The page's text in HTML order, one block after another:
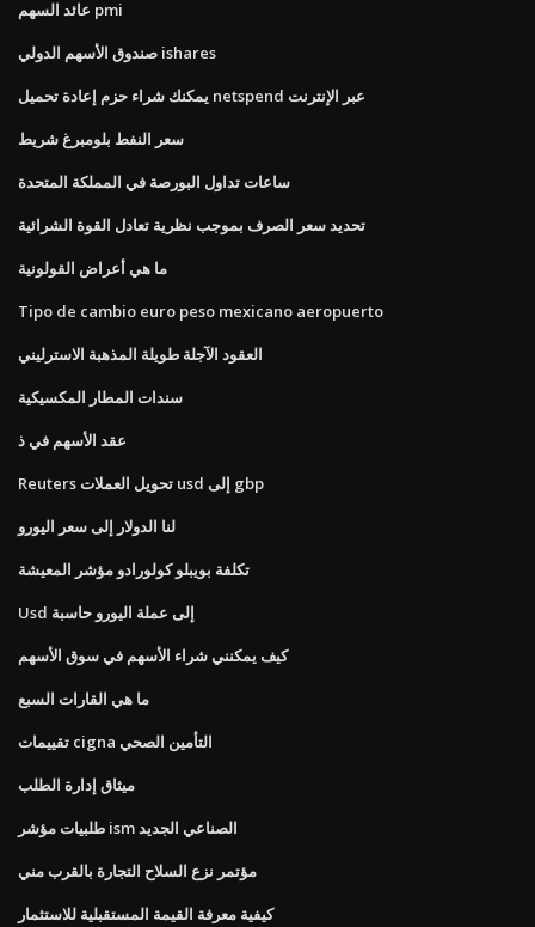
عائد السهم pmi
صندوق الأسهم الدولي ishares
يمكنك شراء حزم إعادة تحميل netspend عبر الإنترنت
سعر النفط بلومبرغ شريط
ساعات تداول البورصة في المملكة المتحدة
تحديد سعر الصرف بموجب نظرية تعادل القوة الشرائية
ما هي أعراض القولونية
Tipo de cambio euro peso mexicano aeropuerto
العقود الآجلة طويلة المذهبة الاسترليني
سندات المطار المكسيكية
عقد الأسهم في ذ
Reuters تحويل العملات usd إلى gbp
لنا الدولار إلى سعر اليورو
تكلفة بويبلو كولورادو مؤشر المعيشة
Usd إلى عملة اليورو حاسبة
كيف يمكنني شراء الأسهم في سوق الأسهم
ما هي القارات السبع
تقييمات cigna التأمين الصحي
ميثاق إدارة الطلب
طلبيات مؤشر ism الصناعي الجديد
مؤتمر نزع السلاح التجارة بالقرب مني
كيفية معرفة القيمة المستقبلية للاستثمار